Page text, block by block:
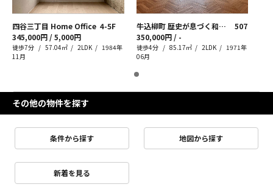
四谷三丁目 Home Office 4-5F
345,000円 / 5,000円
徒歩7分 57.04㎡ 2LDK
1984年
11月
牛込柳町 歴史が息づく和モダンリノベ
507
350,000円 / -
徒歩4分 85.17㎡ 2LDK
1971年
06月
その他の物件を探す
条件から探す 地図から探す
新着を見る